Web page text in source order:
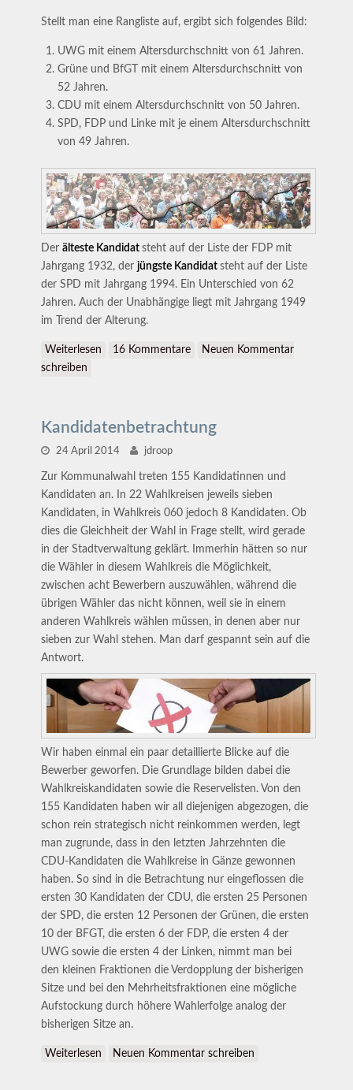
Stellt man eine Rangliste auf, ergibt sich folgendes Bild:
UWG mit einem Altersdurchschnitt von 61 Jahren.
Grüne und BfGT mit einem Altersdurchschnitt von
52 Jahren.
CDU mit einem Altersdurchschnitt von 50 Jahren.
SPD, FDP und Linke mit je einem Altersdurchschnitt
von 49 Jahren.
Derälteste Kandidatsteht auf der Liste der FDP mit
Jahrgang 1932, derjüngste Kandidatsteht auf der Liste
der SPD mit Jahrgang 1994. Ein Unterschied von 62
Jahren. Auch der Unabhängige liegt mit Jahrgang 1949
im Trend der Alterung.
Weiterlesen über Kandidaten – Alterscheck
16 Kommentare
Neuen Kommentar
schreiben
Kandidatenbetrachtung
24 April 2014 jdroop
Zur Kommunalwahl treten 155 Kandidatinnen und
Kandidaten an. In 22 Wahlkreisen jeweils sieben
Kandidaten, in Wahlkreis 060 jedoch 8 Kandidaten. Ob
dies die Gleichheit der Wahl in Frage stellt, wird gerade
in der Stadtverwaltung geklärt. Immerhin hätten so nur
die Wähler in diesem Wahlkreis die Möglichkeit,
zwischen acht Bewerbern auszuwählen, während die
übrigen Wähler das nicht können, weil sie in einem
anderen Wahlkreis wählen müssen, in denen aber nur
sieben zur Wahl stehen. Man darf gespannt sein auf die
Antwort.
Wir haben einmal ein paar detaillierte Blicke auf die
Bewerber geworfen. Die Grundlage bilden dabei die
Wahlkreiskandidaten sowie die Reservelisten. Von den
155 Kandidaten haben wir all diejenigen abgezogen, die
schon rein strategisch nicht reinkommen werden, legt
man zugrunde, dass in den letzten Jahrzehnten die
CDU-Kandidaten die Wahlkreise in Gänze gewonnen
haben. So sind in die Betrachtung nur eingeflossen die
ersten 30 Kandidaten der CDU, die ersten 25 Personen
der SPD, die ersten 12 Personen der Grünen, die ersten
10 der BFGT, die ersten 6 der FDP, die ersten 4 der
UWG sowie die ersten 4 der Linken, nimmt man bei
den kleinen Fraktionen die Verdopplung der bisherigen
Sitze und bei den Mehrheitsfraktionen eine mögliche
Aufstockung durch höhere Wahlerfolge analog der
bisherigen Sitze an.
Weiterlesen über Kandidatenbetrachtung
Neuen Kommentar schreiben